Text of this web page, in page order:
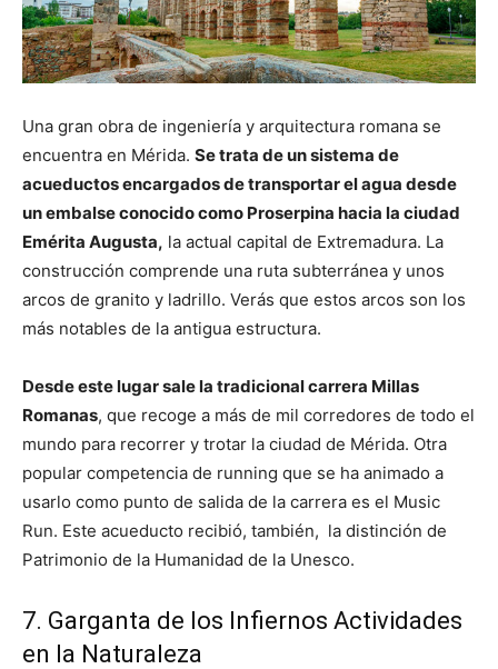
Una gran obra de ingeniería y arquitectura romana se
encuentra en Mérida. Se trata de un sistema de
acueductos encargados de transportar el agua desde
un embalse conocido como Proserpina hacia la ciudad
Emérita Augusta, la actual capital de Extremadura. La
construcción comprende una ruta subterránea y unos
arcos de granito y ladrillo. Verás que estos arcos son los
más notables de la antigua estructura.
Desde este lugar sale la tradicional carrera Millas
Romanas, que recoge a más de mil corredores de todo el
mundo para recorrer y trotar la ciudad de Mérida. Otra
popular competencia de running que se ha animado a
usarlo como punto de salida de la carrera es el Music
Run. Este acueducto recibió, también, la distinción de
Patrimonio de la Humanidad de la Unesco.
7. Garganta de los Infiernos Actividades
en la Naturaleza